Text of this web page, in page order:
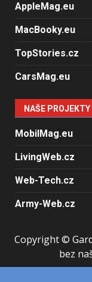
AppleMag.eu
MacBooky.eu
TopStories.cz
CarsMag.eu
NAŠE PROJEKTY
MobilMag.eu
LivingWeb.cz
Web-Tech.cz
Army-Web.cz
Copyright ©
bez